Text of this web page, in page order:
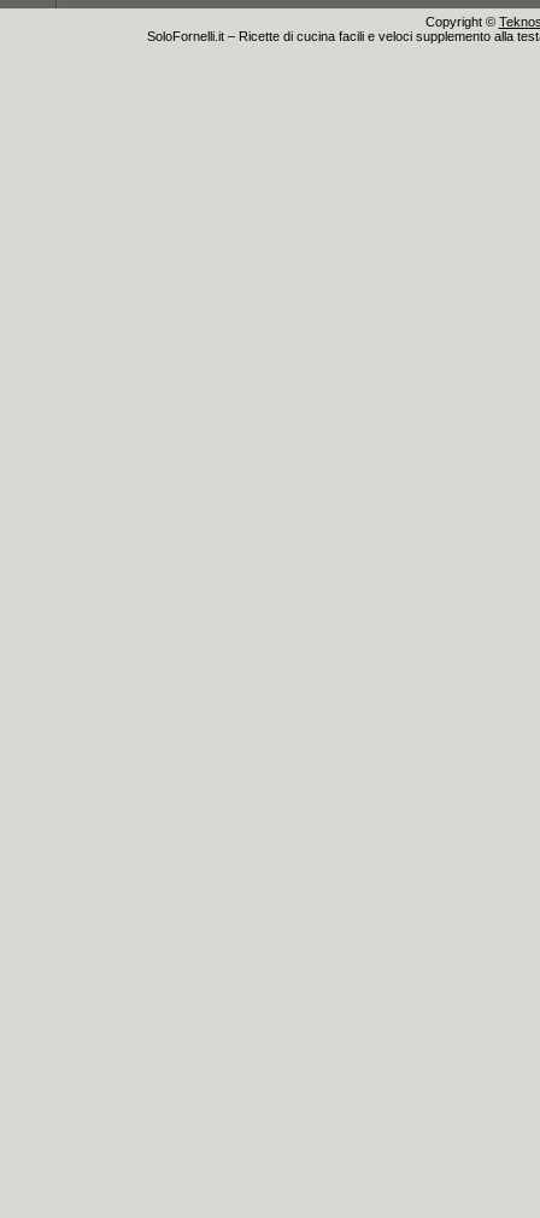
Copyright ©
SoloFornelli.it – Ricette di cucina facili e veloci supplemento alla